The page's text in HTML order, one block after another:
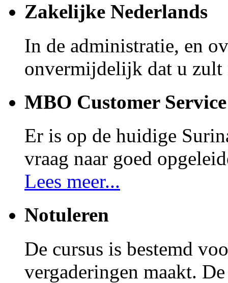
Zakelijke Nederlands
In de administratie, en
onvermijdelijk dat u
MBO Customer Service
Er is op de huidige
vraag naar goed
Lees meer...
Notuleren
De cursus is bestemd
vergaderingen maakt.